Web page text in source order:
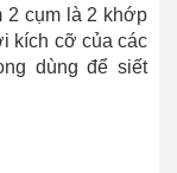
2 cụm là 2 khớp
kích cỡ của các
dùng để siết